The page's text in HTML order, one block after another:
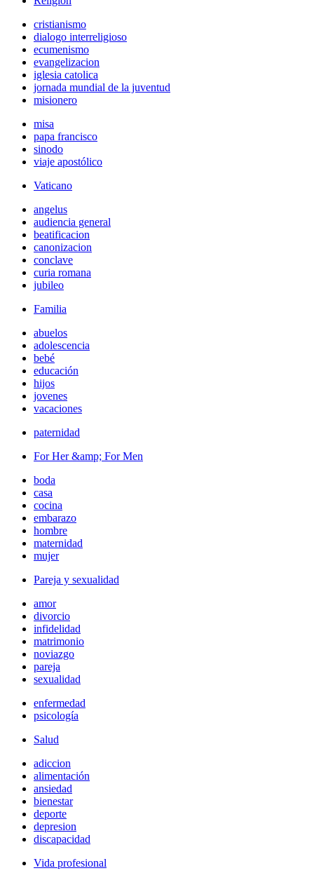
cristianismo
dialogo interreligioso
ecumenismo
evangelizacion
iglesia catolica
jornada mundial de la juventud
misionero
misa
papa francisco
sinodo
viaje apostólico
Vaticano
angelus
audiencia general
beatificacion
canonizacion
conclave
curia romana
jubileo
Familia
abuelos
adolescencia
bebé
educación
hijos
jovenes
vacaciones
paternidad
For Her &amp; For Men
boda
casa
cocina
embarazo
hombre
maternidad
mujer
Pareja y sexualidad
amor
divorcio
infidelidad
matrimonio
noviazgo
pareja
sexualidad
enfermedad
psicología
Salud
adiccion
alimentación
ansiedad
bienestar
deporte
depresion
discapacidad
Vida profesional